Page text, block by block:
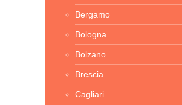
Bergamo
Bologna
Bolzano
Brescia
Cagliari